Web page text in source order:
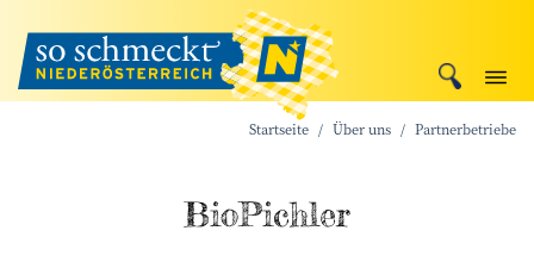
Startseite Über uns Partnerbetriebe
BioPichler